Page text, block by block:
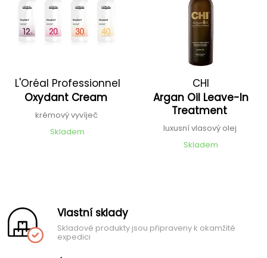
L'Oréal Professionnel
Oxydant Cream
krémový vyvíječ
Skladem
CHI
Argan Oil Leave-In
Treatment
luxusní vlasový olej
Skladem
Vlastní sklady
Skladové produkty jsou připraveny k okamžité
expedici